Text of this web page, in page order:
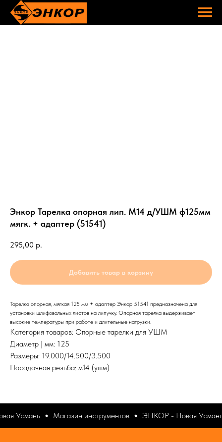
Энкор Тарелка опорная лип. М14 д/УШМ ф125мм
мягк. + адаптер (51541)
295,00 р.
Добавить товар в корзину
Тарелка опорная, мягкая 125 мм + адаптер Энкор 51541 предназначена для
установки шлифовальных листов на липучку. Опорная тарелка выдерживает
высокие температуры при работе и длительные нагрузки.
Категория товаров: Опорные тарелки для УШМ
Диаметр | мм: 125
Размеры: 19.000/14.500/3.500
Посадочная резьба: м14 (ушм)
Усмань Магазин инструментов ЭНКОР - Новая Усмань